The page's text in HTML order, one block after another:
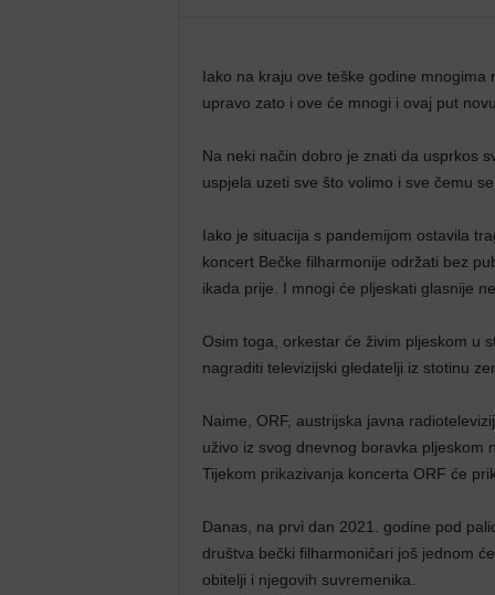
Iako na kraju ove teške godine mnogima
upravo zato i ove će mnogi i ovaj put
Na neki način dobro je znati da usprkos
uspjela uzeti sve što volimo i sve čemu se
Iako je situacija s pandemijom ostavila
koncert Bečke filharmonije održati bez
ikada prije. I mnogi će pljeskati glasnije
Osim toga, orkestar će živim pljeskom u
nagraditi televizijski gledatelji iz stotinu
Naime, ORF, austrijska javna
uživo iz svog dnevnog boravka pljeskom
Tijekom prikazivanja koncerta ORF će
Danas, na prvi dan 2021. godine pod
društva bečki filharmoničari još jednom
obitelji i njegovih suvremenika.